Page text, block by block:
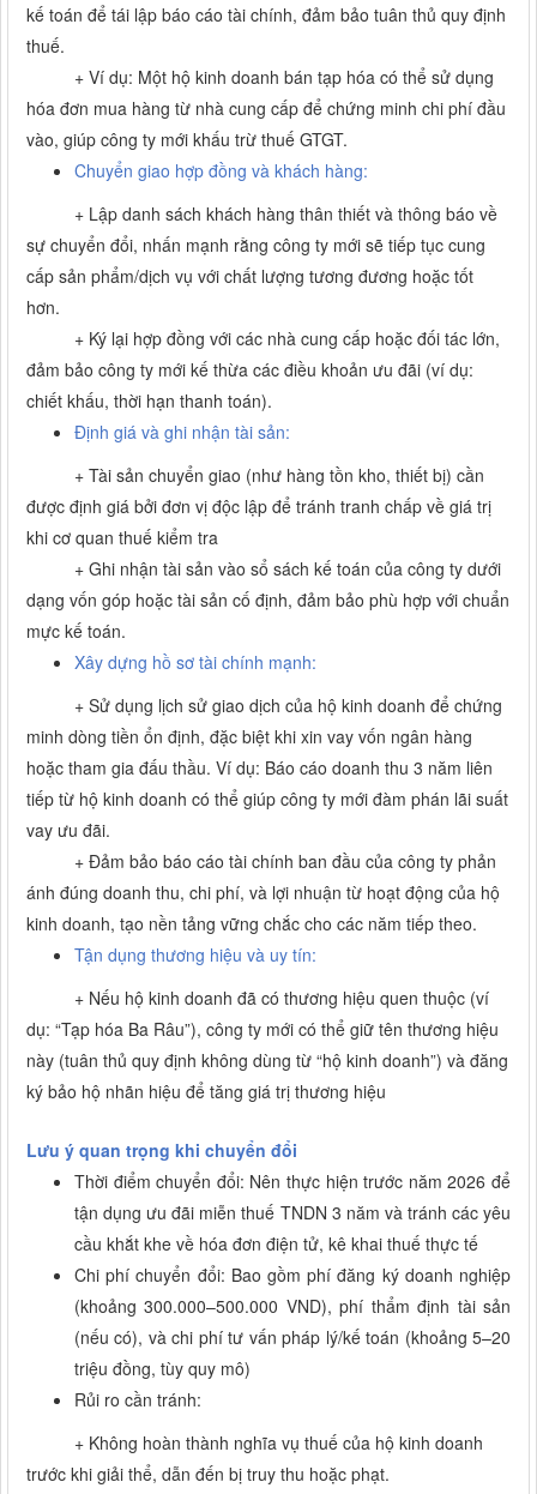
kế toán để tái lập báo cáo tài chính, đảm bảo tuân thủ quy định
thuế.
+ Ví dụ: Một hộ kinh doanh bán tạp hóa có thể sử dụng
hóa đơn mua hàng từ nhà cung cấp để chứng minh chi phí đầu
vào, giúp công ty mới khấu trừ thuế GTGT.
Chuyển giao hợp đồng và khách hàng:
+ Lập danh sách khách hàng thân thiết và thông báo về
sự chuyển đổi, nhấn mạnh rằng công ty mới sẽ tiếp tục cung
cấp sản phẩm/dịch vụ với chất lượng tương đương hoặc tốt
hơn.
+ Ký lại hợp đồng với các nhà cung cấp hoặc đối tác lớn,
đảm bảo công ty mới kế thừa các điều khoản ưu đãi (ví dụ:
chiết khấu, thời hạn thanh toán).
Định giá và ghi nhận tài sản:
+ Tài sản chuyển giao (như hàng tồn kho, thiết bị) cần
được định giá bởi đơn vị độc lập để tránh tranh chấp về giá trị
khi cơ quan thuế kiểm tra
+ Ghi nhận tài sản vào sổ sách kế toán của công ty dưới
dạng vốn góp hoặc tài sản cố định, đảm bảo phù hợp với chuẩn
mực kế toán.
Xây dựng hồ sơ tài chính mạnh:
+ Sử dụng lịch sử giao dịch của hộ kinh doanh để chứng
minh dòng tiền ổn định, đặc biệt khi xin vay vốn ngân hàng
hoặc tham gia đấu thầu. Ví dụ: Báo cáo doanh thu 3 năm liên
tiếp từ hộ kinh doanh có thể giúp công ty mới đàm phán lãi suất
vay ưu đãi.
+ Đảm bảo báo cáo tài chính ban đầu của công ty phản
ánh đúng doanh thu, chi phí, và lợi nhuận từ hoạt động của hộ
kinh doanh, tạo nền tảng vững chắc cho các năm tiếp theo.
Tận dụng thương hiệu và uy tín:
+ Nếu hộ kinh doanh đã có thương hiệu quen thuộc (ví
dụ: “Tạp hóa Ba Râu”), công ty mới có thể giữ tên thương hiệu
này (tuân thủ quy định không dùng từ “hộ kinh doanh”) và đăng
ký bảo hộ nhãn hiệu để tăng giá trị thương hiệu
Lưu ý quan trọng khi chuyển đổi
Thời điểm chuyển đổi: Nên thực hiện trước năm 2026 để
tận dụng ưu đãi miễn thuế TNDN 3 năm và tránh các yêu
cầu khắt khe về hóa đơn điện tử, kê khai thuế thực tế
Chi phí chuyển đổi: Bao gồm phí đăng ký doanh nghiệp
(khoảng 300.000–500.000 VND), phí thẩm định tài sản
(nếu có), và chi phí tư vấn pháp lý/kế toán (khoảng 5–20
triệu đồng, tùy quy mô)
Rủi ro cần tránh:
+ Không hoàn thành nghĩa vụ thuế của hộ kinh doanh
trước khi giải thể, dẫn đến bị truy thu hoặc phạt.